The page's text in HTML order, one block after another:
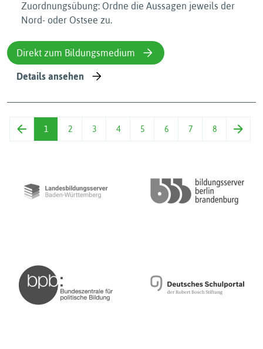
Zuordnungsübung: Ordne die Aussagen jeweils der
Nord- oder Ostsee zu.
Direkt zum Bildungsmedium
Details ansehen
1 2 3 4 5 6 7 8